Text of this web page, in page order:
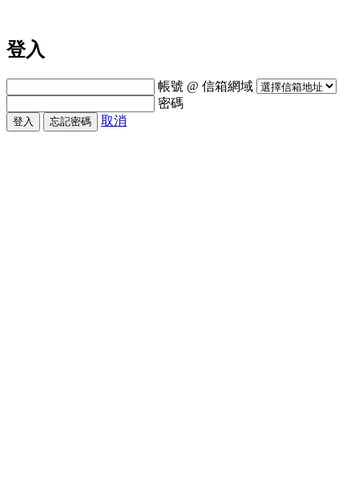
登入
帳號 @ 信箱網域
密碼
登入 忘記密碼 取消